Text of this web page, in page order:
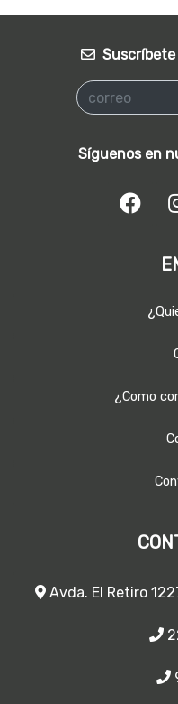
Síguenos en
¿Como
Avda. El Retiro